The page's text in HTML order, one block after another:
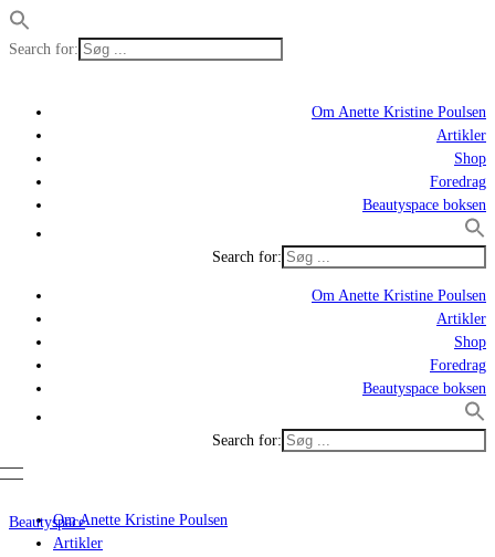
Search for:
Om Anette Kristine Poulsen
Artikler
Shop
Foredrag
Beautyspace boksen
Search for:
Om Anette Kristine Poulsen
Artikler
Shop
Foredrag
Beautyspace boksen
Search for:
Om Anette Kristine Poulsen
Artikler
Beautyspace